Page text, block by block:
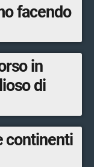
facendo
in
di
continenti